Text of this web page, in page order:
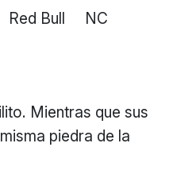
Red Bull NC
Mientras que sus
piedra de la